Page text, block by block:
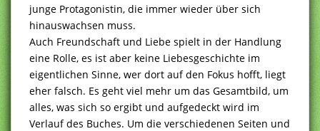
junge Protagonistin, die immer wieder über sich
hinauswachsen muss.
Auch Freundschaft und Liebe spielt in der Handlung
eine Rolle, es ist aber keine Liebesgeschichte im
eigentlichen Sinne, wer dort auf den Fokus hofft, liegt
eher falsch. Es geht viel mehr um das Gesamtbild, um
alles, was sich so ergibt und aufgedeckt wird im
Verlauf des Buches. Um die verschiedenen Seiten und